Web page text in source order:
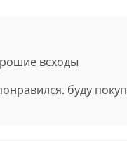
всходы
буду